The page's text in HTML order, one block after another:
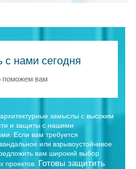
с нами сегодня
поможем вам
замыслы с высоким
и защиты с нашими
Если вам требуется
или взрывоустойчивое
вам широкий выбор
проектов. Готовы защитить